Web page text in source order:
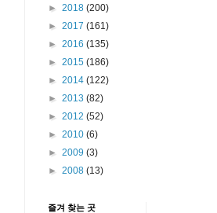
► 2018 (200)
► 2017 (161)
► 2016 (135)
► 2015 (186)
► 2014 (122)
► 2013 (82)
► 2012 (52)
► 2010 (6)
► 2009 (3)
► 2008 (13)
즐겨 찾는 곳